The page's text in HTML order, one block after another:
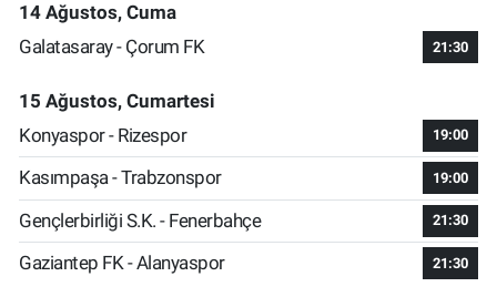
14 Ağustos, Cuma
Galatasaray - Çorum FK
21:30
15 Ağustos, Cumartesi
Konyaspor - Rizespor
19:00
Kasımpaşa - Trabzonspor 19:00
Gençlerbirliği S.K. - Fenerbahçe 21:30
Gaziantep FK - Alanyaspor 21:30